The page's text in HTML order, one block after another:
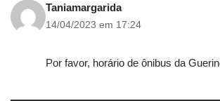
Taniamargarida
14/04/2023 em 17:24
Por favor, horário de ônibus da